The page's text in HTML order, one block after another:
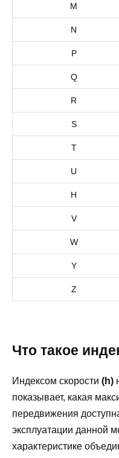
M
N
P
Q
R
S
T
U
H
V
W
Y
Z
Что такое
Индексом скорости (h)
показывает, какая
передвижения
эксплуатации данной
характеристике